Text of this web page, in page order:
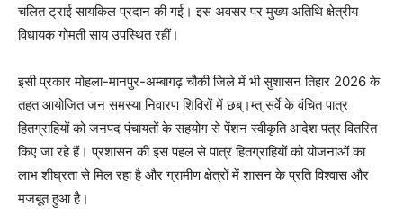
चलित ट्राई सायकिल प्रदान की गई। इस अवसर पर मुख्य अतिथि क्षेत्रीय
विधायक गोमती साय उपस्थित रहीं।
इसी प्रकार मोहला-मानपुर-अम्बागढ़ चौकी जिले में भी सुशासन तिहार 2026 के
तहत आयोजित जन समस्या निवारण शिविरों में छब्।म्त् सर्वे के वंचित पात्र
हितग्राहियों को जनपद पंचायतों के सहयोग से पेंशन स्वीकृति आदेश पत्र वितरित
किए जा रहे हैं। प्रशासन की इस पहल से पात्र हितग्राहियों को योजनाओं का
लाभ शीघ्रता से मिल रहा है और ग्रामीण क्षेत्रों में शासन के प्रति विश्वास और
मजबूत हुआ है।